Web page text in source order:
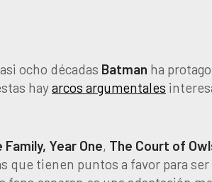
ocho décadas Batman ha
hayarcos argumentales
Family, Year One, The Court of
que tienen puntos a favor para